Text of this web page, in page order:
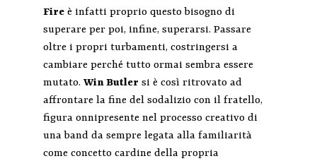
Fireè infatti proprio questo bisogno di
superare per poi, infine, superarsi. Passare
oltre i propri turbamenti, costringersi a
cambiare perché tutto ormai sembra essere
mutato. Win Butler si è così ritrovato ad
affrontare la fine del sodalizio con il fratello,
figura onnipresente nel processo creativo di
una band da sempre legata alla familiarità
come concetto cardine della propria